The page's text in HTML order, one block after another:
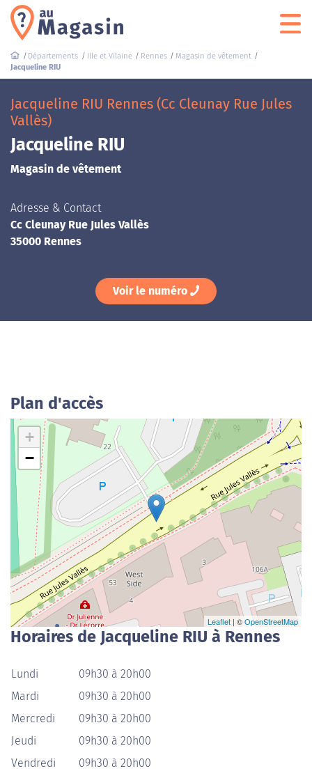
Départements Ille et Vilaine Rennes
Magasin de vêtement
Jacqueline RIU
Jacqueline RIU Rennes (Cc Cleunay Rue Jules
Vallès)
Jacqueline RIU
Magasin de vêtement
Adresse & Contact
Cc Cleunay Rue Jules Vallès
35000 Rennes
Voir le numéro
Plan d'accès
+
−
Leaflet | ©OpenStreetMap
Horaires de Jacqueline RIU à Rennes
Lundi
09h30 à 20h00
Mardi
09h30 à 20h00
Mercredi
09h30 à 20h00
Jeudi
09h30 à 20h00
Vendredi
09h30 à 20h00